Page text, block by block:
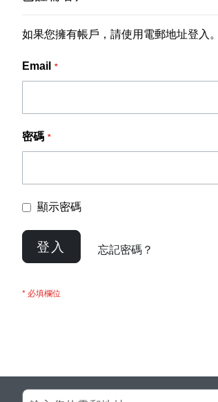
如果您擁有帳戶，請使用電郵地址登入。
Email
密碼
顯示密碼
登入 忘記密碼？
Sign